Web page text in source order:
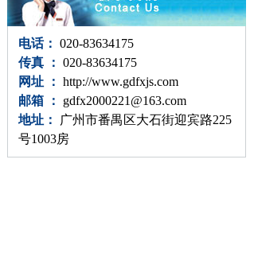
电话： 020-83634175
传真 ： 020-83634175
网址 ： http://www.gdfxjs.com
邮箱 ：
gdfx2000221@163.com
地址：
广州市番禺区大石街迎宾路225
号1003房